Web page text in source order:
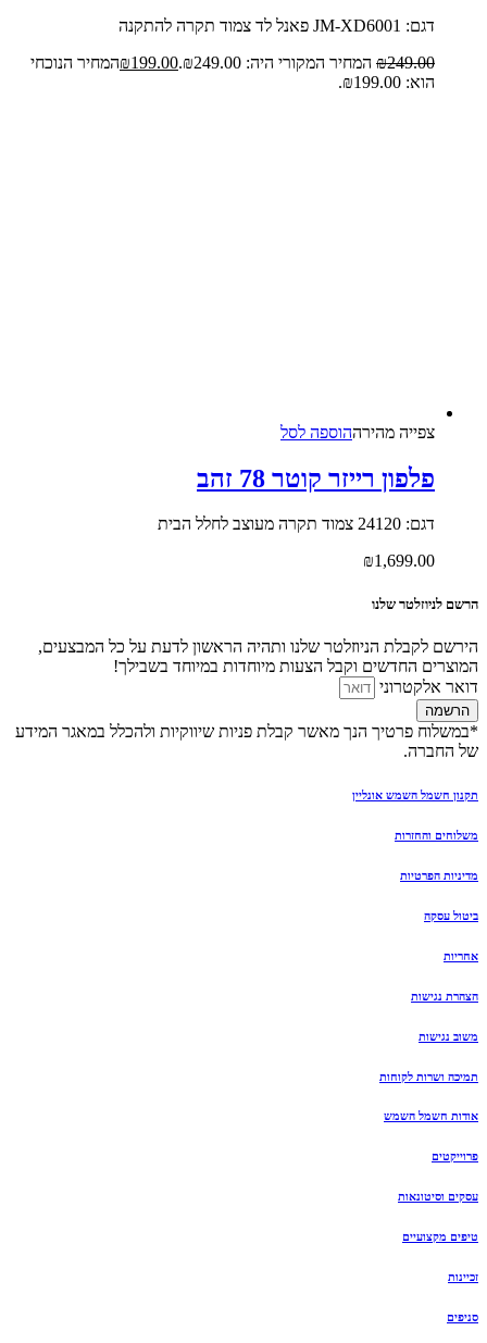
דגם: JM-XD6001 פאנל לד צמוד תקרה להתקנה
₪249.00 המחיר המקורי היה: ₪249.00. ₪199.00
המחיר הנוכחי
הוא: ₪199.00.
צפייה‬ ‫מהירה‬הוספה לסל
פלפון רייזר קוטר 78 זהב
דגם: 24120 צמוד תקרה מעוצב לחלל הבית
₪1,699.00
הרשם לניוזלטר שלנו
הירשם לקבלת הניוזלטר שלנו ותהיה הראשון לדעת על כל המבצעים,
המוצרים החדשים וקבל הצעות מיוחדות במיוחד בשבילך!
דואר אלקטרוני
הרשמה
*במשלוח פרטיך הנך מאשר קבלת פניות שיווקיות ולהכלל במאגר המידע
של החברה.
תקנון חשמל השמש אונליין
משלוחים והחזרות
מדיניות הפרטיות
ביטול עסקה
אחריות
הצהרת נגישות
משוב נגישות
תמיכה ושרות לקוחות
אודות חשמל השמש
פרוייקטים
עסקים וסיטונאות
טיפים מקצועיים
זכיינות
סניפים